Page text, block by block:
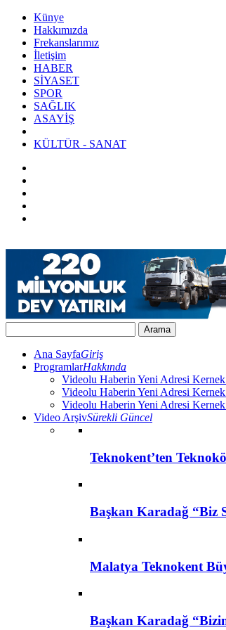
Künye
Hakkımızda
Frekanslarımız
İletişim
HABER
SİYASET
SPOR
SAĞLIK
ASAYİŞ
KÜLTÜR - SANAT
Ana SayfaGiriş
ProgramlarHakkında
Videolu Haberin Yeni Adresi
Videolu Haberin Yeni Adresi
Videolu Haberin Yeni Adresi
Video ArşivSürekli Güncel
Teknokent’ten
Başkan Karadağ “Biz
Malatya Teknokent
Başkan Karadağ